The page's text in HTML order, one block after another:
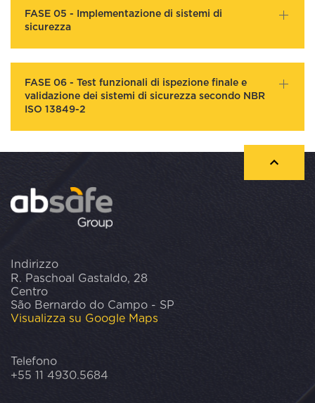
FASE 05 - Implementazione di sistemi di
sicurezza
FASE 06 - Test funzionali di ispezione finale e
validazione dei sistemi di sicurezza secondo NBR
ISO 13849-2
Indirizzo
R. Paschoal Gastaldo, 28
Centro
São Bernardo do Campo - SP
Visualizza su Google Maps
Telefono
+55 11 4930.5684